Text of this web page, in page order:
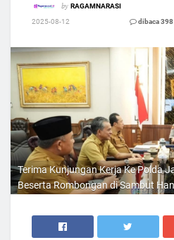
by RAGAMNARASI
2025-08-12
dibaca 398
Terima Kunjungan Kerja Ke Polda
Beserta Rombongan di Sambut